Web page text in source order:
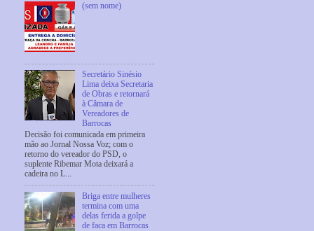
(sem nome)
Secretário Sinésio
Lima deixa Secretaria
de Obras e retornará
à Câmara de
Vereadores de
Barrocas
Decisão foi comunicada em primeira
mão ao Jornal Nossa Voz; com o
retorno do vereador do PSD, o
suplente Ribemar Mota deixará a
cadeira no L...
Briga entre mulheres
termina com uma
delas ferida a golpe
de faca em Barrocas